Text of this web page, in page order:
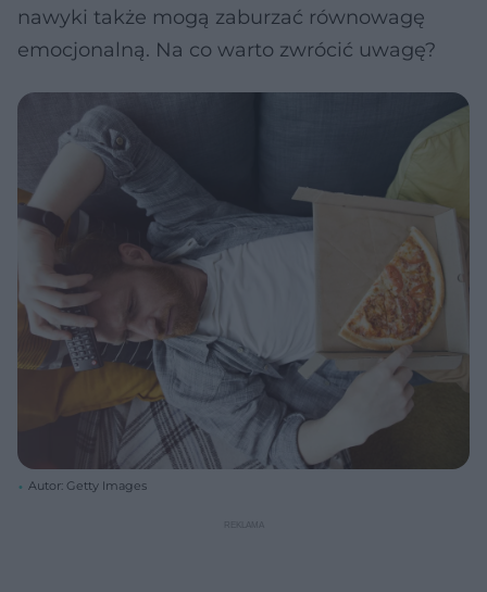
nawyki także mogą zaburzać równowagę
emocjonalną. Na co warto zwrócić uwagę?
Autor: Getty Images